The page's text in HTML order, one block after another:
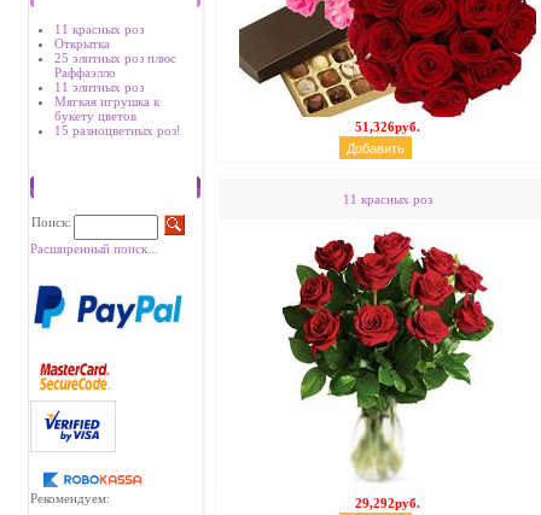
11 красных роз
Открытка
25 элитных роз плюс
Раффаэлло
11 элитных роз
Мягкая игрушка к
букету цветов
15 разноцветных роз!
Поиск:
Расширенный поиск...
Рекомендуем:
51,326руб.
11 красных роз
29,292руб.